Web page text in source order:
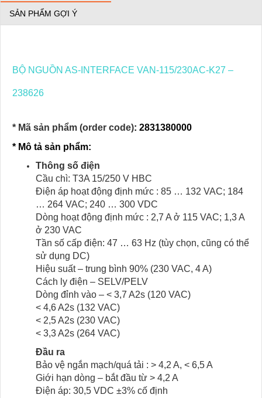
SẢN PHẨM GỢI Ý
BỘ NGUỒN AS-INTERFACE VAN-115/230AC-K27 –
238626
* Mã sản phẩm (order code): 2831380000
* Mô tả sản phẩm:
Thông số điện
Cầu chì: T3A 15/250 V HBC
Điện áp hoạt động định mức : 85 … 132 VAC; 184
… 264 VAC; 240 … 300 VDC
Dòng hoạt động định mức : 2,7 A ở 115 VAC; 1,3 A
ở 230 VAC
Tần số cấp điện: 47 … 63 Hz (tùy chọn, cũng có thể
sử dụng DC)
Hiệu suất – trung bình 90% (230 VAC, 4 A)
Cách ly điện – SELV/PELV
Dòng đỉnh vào – < 3,7 A2s (120 VAC)
< 4,6 A2s (132 VAC)
< 2,5 A2s (230 VAC)
< 3,3 A2s (264 VAC)
Đầu ra
Bảo vệ ngắn mạch/quá tải : > 4,2 A, < 6,5 A
Giới hạn dòng – bắt đầu từ > 4,2 A
Điện áp: 30,5 VDC ±3% cố định